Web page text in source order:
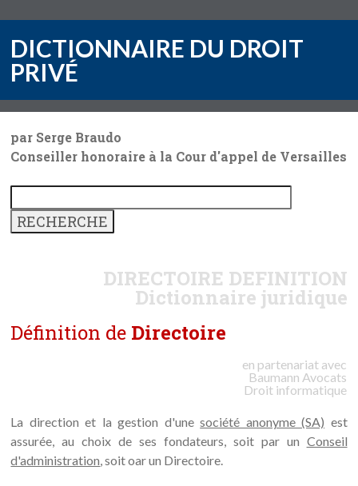
DICTIONNAIRE DU DROIT
PRIVÉ
par Serge Braudo
Conseiller honoraire à la Cour d'appel de Versailles
DIRECTOIRE DEFINITION
Dictionnaire juridique
Définition de Directoire
en partenariat avec
Baumann Avocats
Droit informatique
La direction et la gestion d'unesociété anonyme (SA) est
assurée, au choix de ses fondateurs, soit par un Conseil
d'administration, soit oar un Directoire.